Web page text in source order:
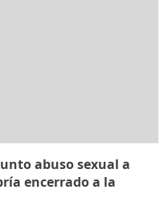
abuso sexual a
encerrado a la